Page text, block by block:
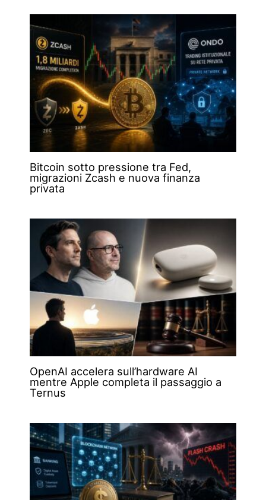
Bitcoin sotto pressione tra Fed,
migrazioni Zcash e nuova finanza
privata
OpenAI accelera sull’hardware AI
mentre Apple completa il passaggio a
Ternus